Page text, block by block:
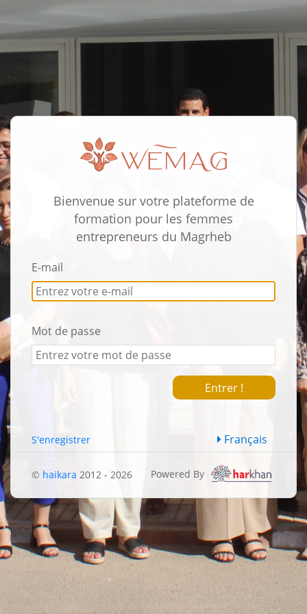
Bienvenue sur votre plateforme de
formation pour les femmes
entrepreneurs du Magrheb
E-mail
Mot de passe
Entrer !
S'enregistrer Français
© haikara 2012 - 2026 Powered By